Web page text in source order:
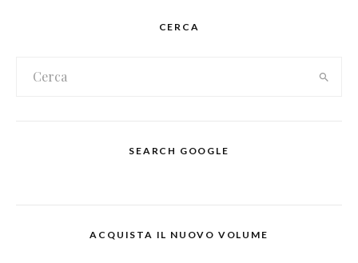
CERCA
SEARCH GOOGLE
ACQUISTA IL NUOVO VOLUME